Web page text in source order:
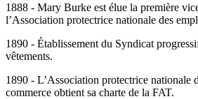
1888 - Mary Burke est élue la première
l’Association protectrice nationale des
1890 - Établissement du Syndicat
vêtements.
1890 - L’Association protectrice nationale
commerce obtient sa charte de la FAT.